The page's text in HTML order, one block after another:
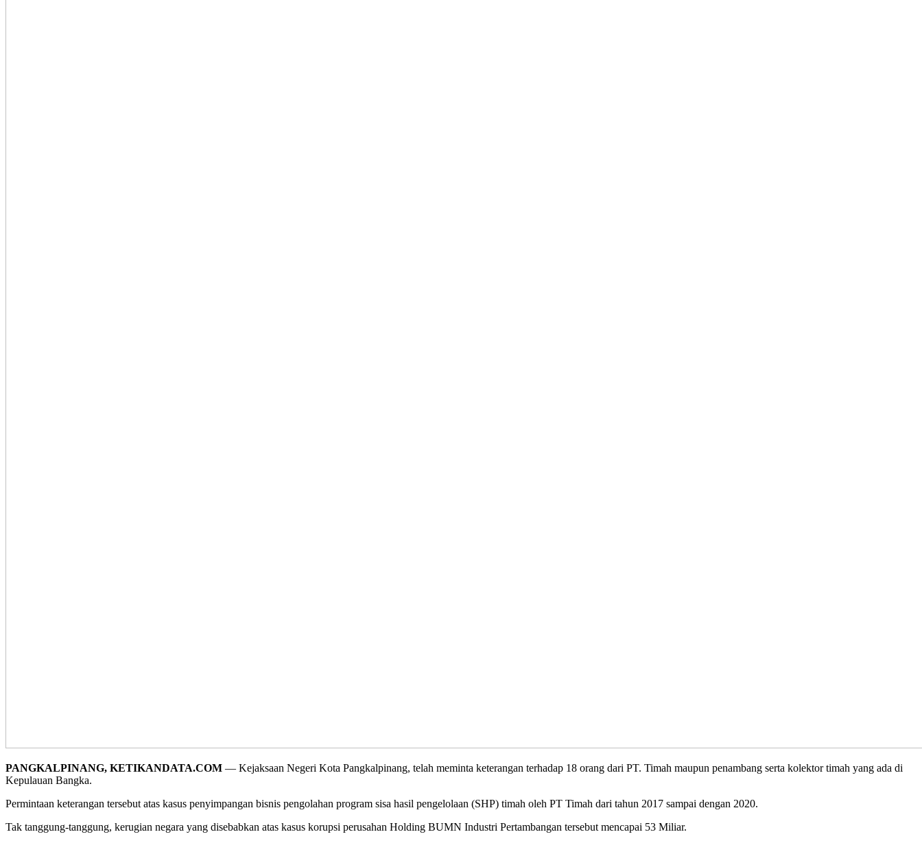
PANGKALPINANG, KETIKANDATA.COM — Kejaksaan Negeri Kota Pangkalpinang, telah meminta keterangan terhadap 18 orang dari PT. Timah maupun penambang serta kolektor timah yang ada di
Kepulauan Bangka.
Permintaan keterangan tersebut atas kasus penyimpangan bisnis pengolahan program sisa hasil pengelolaan (SHP) timah oleh PT Timah dari tahun 2017 sampai dengan 2020.
Tak tanggung-tanggung, kerugian negara yang disebabkan atas kasus korupsi perusahan Holding BUMN Industri Pertambangan tersebut mencapai 53 Miliar.